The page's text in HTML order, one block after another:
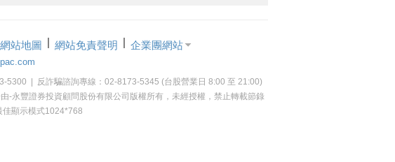
網站地圖 網站免責聲明 企業團網站
| 反詐騙諮詢專線：02-8173-5345 (台股營業日 8:00 至 21:00)
豐證券投資顧問股份有限公司版權所有，未經授權，禁止轉載節錄
佳顯示模式1024*768